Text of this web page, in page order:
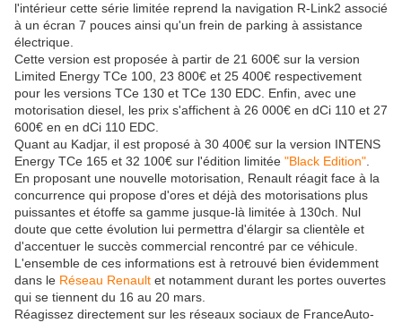
l'intérieur cette série limitée reprend la navigation R-Link2 associé
à un écran 7 pouces ainsi qu'un frein de parking à assistance
électrique.
Cette version est proposée à partir de 21 600€ sur la version
Limited Energy TCe 100, 23 800€ et 25 400€ respectivement
pour les versions TCe 130 et TCe 130 EDC. Enfin, avec une
motorisation diesel, les prix s'affichent à 26 000€ en dCi 110 et 27
600€ en en dCi 110 EDC.
Quant au Kadjar, il est proposé à 30 400€ sur la version INTENS
Energy TCe 165 et 32 100€ sur l'édition limitée "Black Edition"
En proposant une nouvelle motorisation, Renault réagit face à la
concurrence qui propose d'ores et déjà des motorisations plus
puissantes et étoffe sa gamme jusque-là limitée à 130ch. Nul
doute que cette évolution lui permettra d'élargir sa clientèle et
d'accentuer le succès commercial rencontré par ce véhicule.
L'ensemble de ces informations est à retrouvé bien évidemment
dans le Réseau Renault et notamment durant les portes ouvertes
qui se tiennent du 16 au 20 mars.
Réagissez directement sur les réseaux sociaux de FranceAuto-